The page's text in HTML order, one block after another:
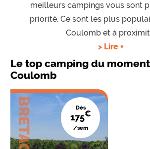
meilleurs campings vous sont
priorité. Ce sont les plus
Coulomb et à
> Lire +
Le top camping du
Coulomb
Dès
175€
/sem